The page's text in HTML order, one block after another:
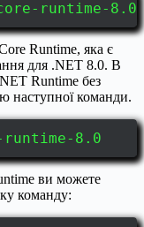
runtime-8.0
Runtime, яка є
для .NET 8.0. В
Runtime без
наступної команди.
8.0
ви можете
команду: